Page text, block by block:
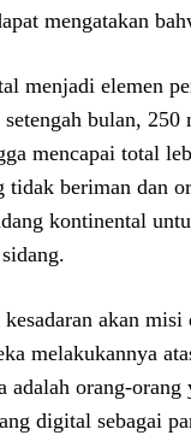
mengatakan
menjadi elemen
bulan,
mencapai total
tidak beriman dan
kontinental
akan
melakukannya
orang-
digital sebagai